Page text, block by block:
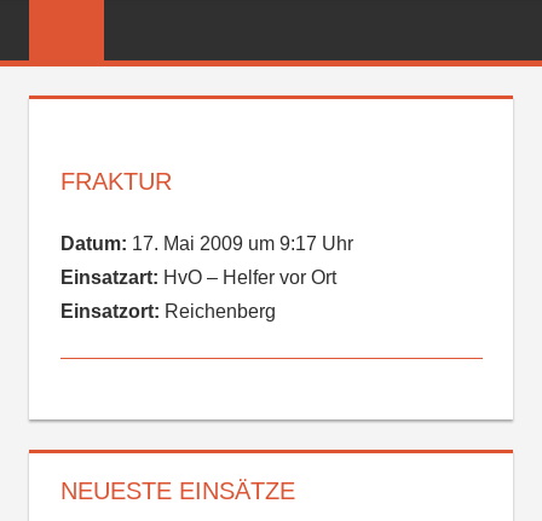
FEUERWEHR
FRAKTUR
Datum: 17. Mai 2009 um 9:17 Uhr
Einsatzart: HvO – Helfer vor Ort
Einsatzort: Reichenberg
NEUESTE EINSÄTZE